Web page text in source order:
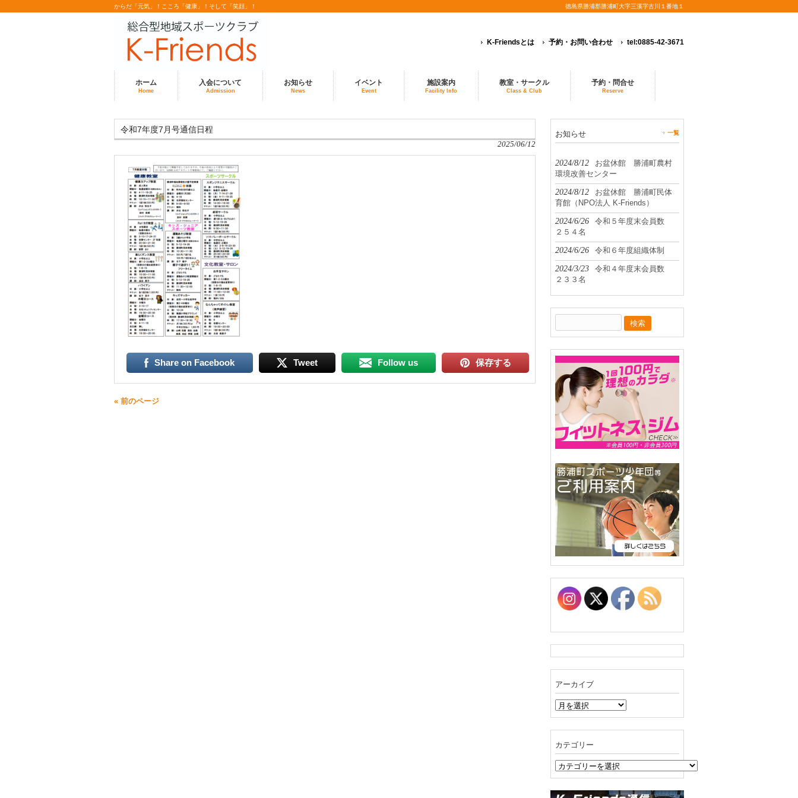
からだ「元気」！こころ「健康」！そして「笑顔」！ 徳島県勝浦郡勝浦町大字三溪字古川１番地１
K-Friendsとは 予約・お問い合わせ tel:0885-42-3671
ホーム
Home
入会について
Admission
お知らせ
News
イベント
Event
施設案内
Facility Info
教室・サークル
Class & Club
予約・問合せ
Reserve
令和7年度7月号通信日程
2025/06/12
Share on Facebook Tweet Follow us 保存する
« 前のページ
お知らせ 一覧
2024/8/12
お盆休館 勝浦町農村
環境改善センター
2024/8/12
お盆休館 勝浦町民体
育館（NPO法人 K-Friends）
2024/6/26
令和５年度末会員数
２５４名
2024/6/26 令和６年度組織体制
2024/3/23
令和４年度末会員数
２３３名
索:
アーカイブ
ア
ー
ブ
カテゴリー
カ
テ